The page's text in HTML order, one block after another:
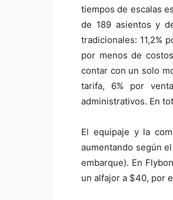
tiempos de escalas
de 189 asientos y
tradicionales: 11,2%
por menos de
contar con un solo
tarifa, 6% por
administrativos. En
El equipaje y la
aumentando según
embarque). En
un alfajor a $40, por